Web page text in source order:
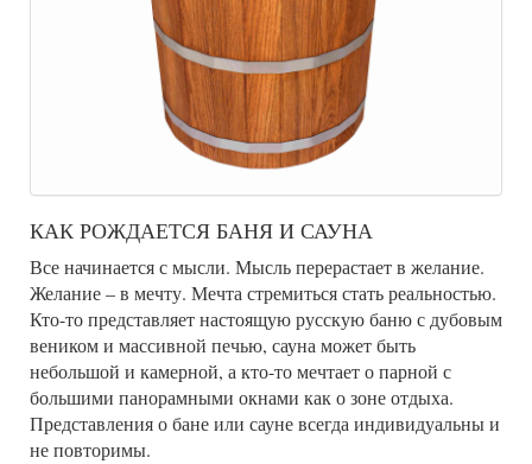
КАК РОЖДАЕТСЯ БАНЯ И САУНА
Все начинается с мысли. Мысль перерастает в желание.
Желание – в мечту. Мечта стремиться стать реальностью.
Кто-то представляет настоящую русскую баню с дубовым
веником и массивной печью, сауна может быть
небольшой и камерной, а кто-то мечтает о парной с
большими панорамными окнами как о зоне отдыха.
Представления о бане или сауне всегда индивидуальны и
не повторимы.